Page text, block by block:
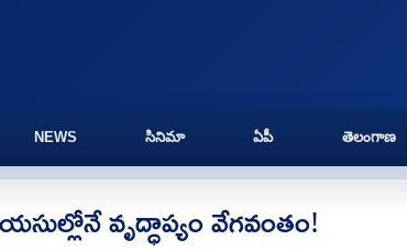
NEWS సినిమా ఏపీ తెలంగాణ
వృద్ధాప్యం వేగవంతం!